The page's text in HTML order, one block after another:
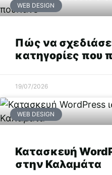
WEB DESIGN
Πώς να
κατηγορίες που
19/07/2026
WEB DESIGN
Κατασκευή
στην Καλαμάτα